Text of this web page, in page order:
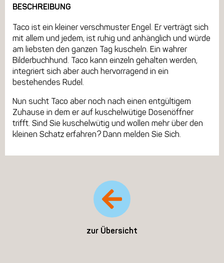
BESCHREIBUNG
Taco ist ein kleiner verschmuster Engel. Er verträgt sich
mit allem und jedem, ist ruhig und anhänglich und würde
am liebsten den ganzen Tag kuscheln. Ein wahrer
Bilderbuchhund. Taco kann einzeln gehalten werden,
integriert sich aber auch hervorragend in ein
bestehendes Rudel.
Nun sucht Taco aber noch nach einen entgültigem
Zuhause in dem er auf kuschelwütige Dosenöffner
trifft. Sind Sie kuschelwütig und wollen mehr über den
kleinen Schatz erfahren? Dann melden Sie Sich.
zur Übersicht